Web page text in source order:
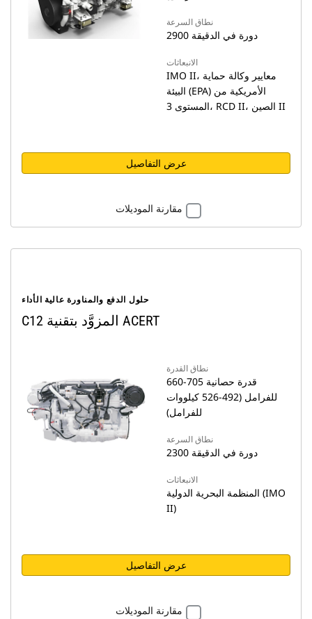
نطاق السرعة
2900 دورة في الدقيقة
الانبعاثات
IMO II، معايير وكالة حماية
البيئة (EPA) الأمريكية من
المستوى 3، RCD II، الصين II
عرض التفاصيل
مقارنة الموديلات
حلول الدفع والمناورة عالية الأداء
C12 المزوَّد بتقنية ACERT
نطاق القدرة
660-705 قدرة حصانية
للفرامل (492-526 كيلووات
للفرامل)
نطاق السرعة
2300 دورة في الدقيقة
الانبعاثات
المنظمة البحرية الدولية (IMO
II)
عرض التفاصيل
مقارنة الموديلات